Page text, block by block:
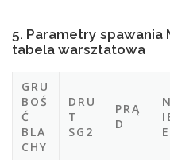
5. Parametry spawania
tabela warsztatowa
GRU
BOŚ
Ć
BLA
CHY
DRU
T
SG2
PRĄ
D
E